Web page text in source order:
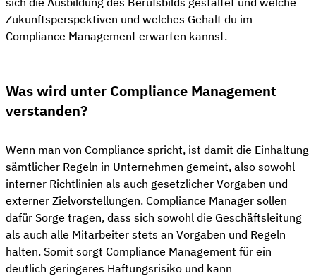
Zukunftsperspektiven und welches Gehalt du im
Compliance Management erwarten kannst.
Was wird unter Compliance Management
verstanden?
Wenn man von Compliance spricht, ist damit die Einhaltung
sämtlicher Regeln in Unternehmen gemeint, also sowohl
interner Richtlinien als auch gesetzlicher Vorgaben und
externer Zielvorstellungen. Compliance Manager sollen
dafür Sorge tragen, dass sich sowohl die Geschäftsleitung
als auch alle Mitarbeiter stets an Vorgaben und Regeln
halten. Somit sorgt Compliance Management für ein
deutlich geringeres Haftungsrisiko und kann